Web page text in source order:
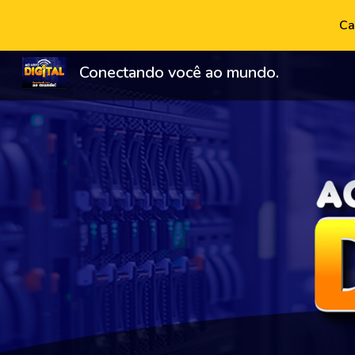
Conectando você ao mundo.